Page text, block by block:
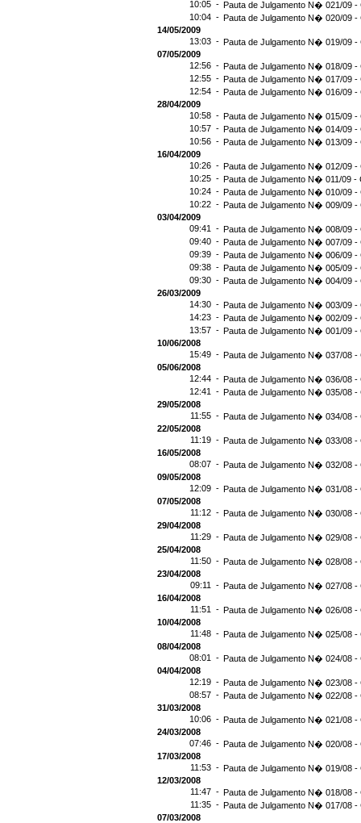
10:05 - Pauta de Julgamento N� 021/09 -
10:04 - Pauta de Julgamento N� 020/09 -
14/05/2009
13:03 - Pauta de Julgamento N� 019/09 -
07/05/2009
12:56 - Pauta de Julgamento N� 018/09 -
12:55 - Pauta de Julgamento N� 017/09 -
12:54 - Pauta de Julgamento N� 016/09 -
28/04/2009
10:58 - Pauta de Julgamento N� 015/09 -
10:57 - Pauta de Julgamento N� 014/09 -
10:56 - Pauta de Julgamento N� 013/09 -
16/04/2009
10:26 - Pauta de Julgamento N� 012/09 -
10:25 - Pauta de Julgamento N� 011/09 -
10:24 - Pauta de Julgamento N� 010/09 -
10:22 - Pauta de Julgamento N� 009/09 -
03/04/2009
09:41 - Pauta de Julgamento N� 008/09 -
09:40 - Pauta de Julgamento N� 007/09 -
09:39 - Pauta de Julgamento N� 006/09 -
09:38 - Pauta de Julgamento N� 005/09 -
09:30 - Pauta de Julgamento N� 004/09 -
26/03/2009
14:30 - Pauta de Julgamento N� 003/09 -
14:23 - Pauta de Julgamento N� 002/09 -
13:57 - Pauta de Julgamento N� 001/09 -
10/06/2008
15:49 - Pauta de Julgamento N� 037/08 -
05/06/2008
12:44 - Pauta de Julgamento N� 036/08 -
12:41 - Pauta de Julgamento N� 035/08 -
29/05/2008
11:55 - Pauta de Julgamento N� 034/08 -
22/05/2008
11:19 - Pauta de Julgamento N� 033/08 -
16/05/2008
08:07 - Pauta de Julgamento N� 032/08 -
09/05/2008
12:09 - Pauta de Julgamento N� 031/08 -
07/05/2008
11:12 - Pauta de Julgamento N� 030/08 -
29/04/2008
11:29 - Pauta de Julgamento N� 029/08 -
25/04/2008
11:50 - Pauta de Julgamento N� 028/08 -
23/04/2008
09:11 - Pauta de Julgamento N� 027/08 -
16/04/2008
11:51 - Pauta de Julgamento N� 026/08 -
10/04/2008
11:48 - Pauta de Julgamento N� 025/08 -
08/04/2008
08:01 - Pauta de Julgamento N� 024/08 -
04/04/2008
12:19 - Pauta de Julgamento N� 023/08 -
08:57 - Pauta de Julgamento N� 022/08 -
31/03/2008
10:06 - Pauta de Julgamento N� 021/08 -
24/03/2008
07:46 - Pauta de Julgamento N� 020/08 -
17/03/2008
11:53 - Pauta de Julgamento N� 019/08 -
12/03/2008
11:47 - Pauta de Julgamento N� 018/08 -
11:35 - Pauta de Julgamento N� 017/08 -
07/03/2008